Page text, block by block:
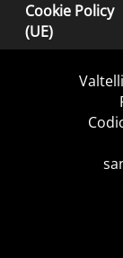
Cookie Policy
(UE)